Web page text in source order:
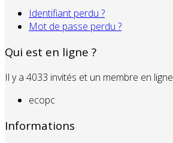
Identifiant perdu ?
Mot de passe perdu ?
Qui est en ligne ?
Il y a 4033 invités et un membre en ligne
ecopc
Informations